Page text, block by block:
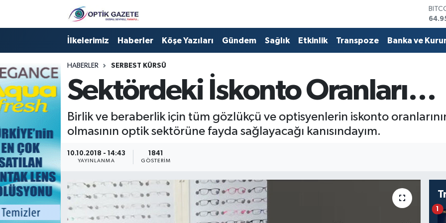
İlkelerimiz Haberler Köşe Yazıları Gündem Sağlık Etkinlik Transpoze Banka ve
HABERLER SERBEST KÜRSÜ
Sektördeki İskonto Oranları…
Birlik ve beraberlik için tüm gözlükçü ve optisyenlerin iskonto
olmasının optik sektörüne fayda sağlayacağı kanısındayım.
10.10.2018 - 14:43
YAYINLANMA
1841
GÖSTERIM
1
Nöbetçi Eczaneler
Hava Durumu
İstanbul Namaz Vakitleri
Trafik Durumu
Süper Lig Puan Durumu ve Fikstür
Tüm Manşetler
Son Dakika Haberleri
Haber Arşivi